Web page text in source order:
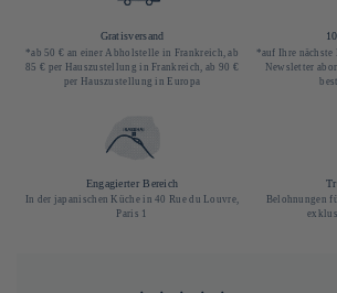
Gratisversand
*ab 50 € an einer Abholstelle in Frankreich, ab
85 € per Hauszustellung in Frankreich, ab 90 €
per Hauszustellung in Europa
*auf Ihre nächste
Newsletter
Engagierter Bereich
In der japanischen Küche in 40 Rue du Louvre,
Paris 1
Belohnungen